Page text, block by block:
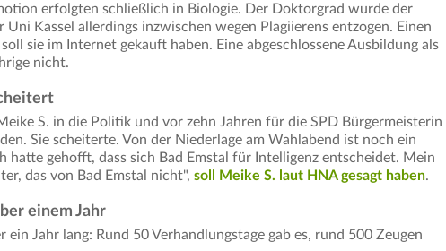
erfolgten schließlich in Biologie. Der Doktorgrad wurde der
Uni Kassel allerdings inzwischen wegen Plagiierens entzogen. Einen
sie im Internet gekauft haben. Eine abgeschlossene Ausbildung als
nicht.
S. in die Politik und vor zehn Jahren für die SPD Bürgermeisterin
Sie scheiterte. Von der Niederlage am Wahlabend ist noch ein
hatte gehofft, dass sich Bad Emstal für Intelligenz entscheidet. Mein
das von Bad Emstal nicht", soll Meike S. laut HNA gesagt haben.
einem Jahr
ein Jahr lang: Rund 50 Verhandlungstage gab es, rund 500 Zeugen